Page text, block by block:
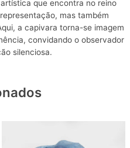
que encontra no reino
mas também
a capivara torna-se imagem
convidando o observador
silenciosa.